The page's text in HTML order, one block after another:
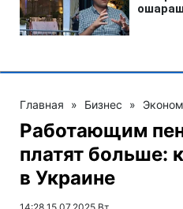
Главная » Бизнес »
Работающим
платят больше:
в Украине